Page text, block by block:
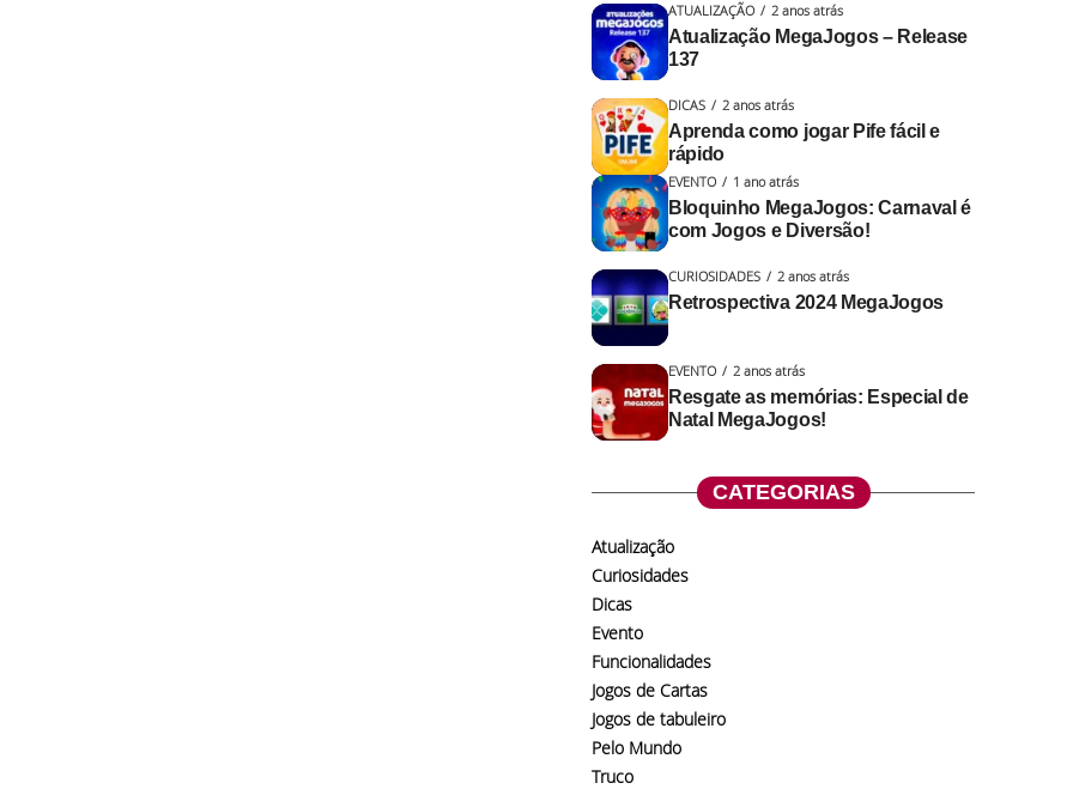
ATUALIZAÇÃO 2 anos atrás
Atualização MegaJogos – Release
137
DICAS 2 anos atrás
Aprenda como jogar Pife fácil e
rápido
EVENTO 1 ano atrás
Bloquinho MegaJogos: Carnaval é
com Jogos e Diversão!
CURIOSIDADES 2 anos atrás
Retrospectiva 2024 MegaJogos
EVENTO 2 anos atrás
Resgate as memórias: Especial de
Natal MegaJogos!
CATEGORIAS
Atualização
Curiosidades
Dicas
Evento
Funcionalidades
Jogos de Cartas
Jogos de tabuleiro
Pelo Mundo
Truco